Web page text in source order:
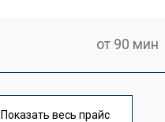
от 90 мин
от 60 мин
Показать весь прайс